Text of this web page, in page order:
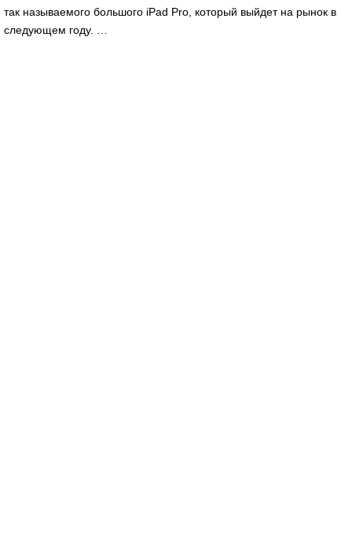
так называемого большого iPad Pro, который выйдет на рынок в
следующем году. …